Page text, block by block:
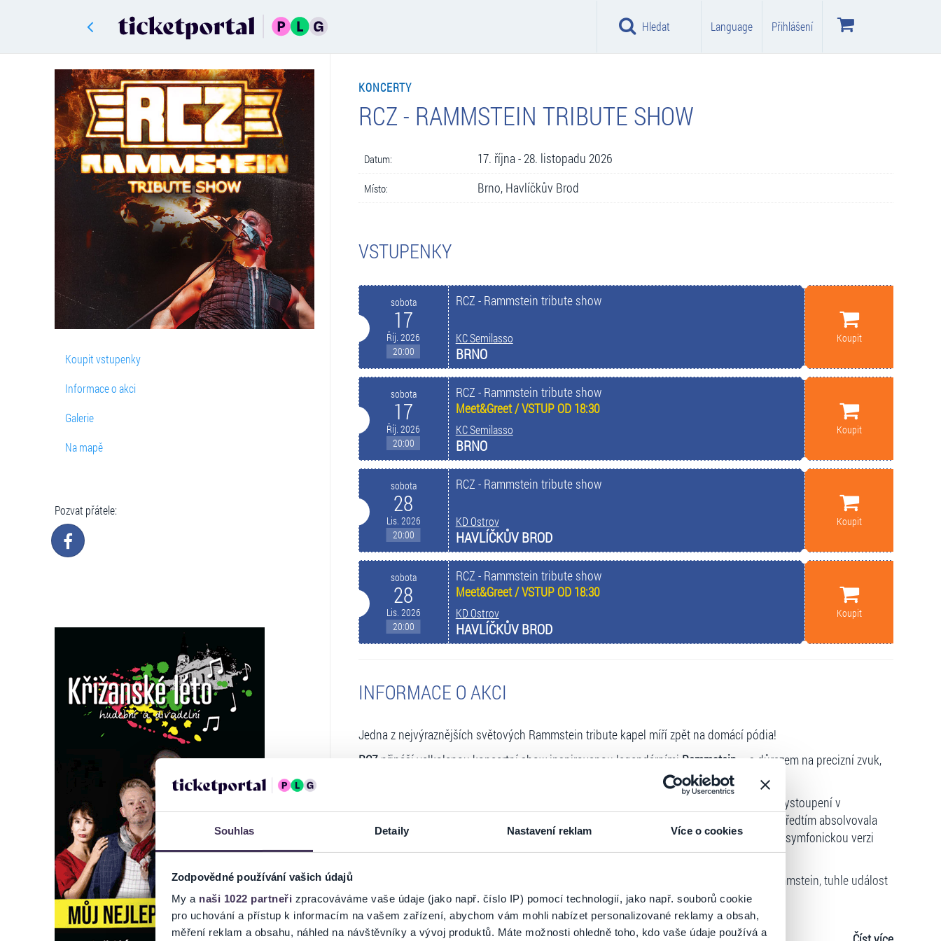
Souhlas Detaily Nastavení reklam Více o cookies
Zodpovědné používání vašich údajů
My a naši 1022 partneři zpracováváme vaše údaje (jako např. číslo IP) pomocí technologií, jako např. souborů cookie
pro uchování a přístup k informacím na vašem zařízení, abychom vám mohli nabízet personalizované reklamy a obsah,
měření reklam a obsahu, náhled na návštěvníky a vývoj produktů. Máte možnosti ohledně toho, kdo vaše údaje používá a
Hledat Language Přihlášení
Koupit vstupenky
Informace o akci
Galerie
Na mapě
Pozvat přátele:
KONCERTY
RCZ - RAMMSTEIN TRIBUTE SHOW
Datum: 17. října - 28. listopadu 2026
Místo: Brno, Havlíčkův Brod
VSTUPENKY
sobota
17
Říj. 2026
20:00
RCZ - Rammstein tribute show
KC Semilasso
BRNO
Koupit
sobota
17
Říj. 2026
20:00
RCZ - Rammstein tribute show
Meet&Greet / VSTUP OD 18:30
KC Semilasso
BRNO
Koupit
sobota
28
Lis. 2026
20:00
RCZ - Rammstein tribute show
KD Ostrov
HAVLÍČKŮV BROD
Koupit
sobota
28
Lis. 2026
20:00
RCZ - Rammstein tribute show
Meet&Greet / VSTUP OD 18:30
KD Ostrov
HAVLÍČKŮV BROD
Koupit
INFORMACE O AKCI
Jedna z nejvýraznějších světových Rammstein tribute kapel míří zpět na domácí pódia!
RCZpřináší velkolepou koncertní show inspirovanou legendárními Rammstein – s důrazem na precizní zvuk,
Kapela má za sebou mimořádně úspěšné období. V prosinci a lednu odehrála téměř 60 vystoupení v
německém cirkusu Flic Flac v Duisburgu, kde byla součástí prestižní Weihnachtsshow. Předtím absolvovala
rozsáhlé podzimní turné po Polsku, Finsku a pobaltských zemích, kde představila i svou symfonickou verzi
show s orchestrem a sklidila nadšené reakce tisíců fanoušků.
Přijďte se podívat, proč tahle česká kapela dobývá zahraniční pódia. Pokud milujete Rammstein, tuhle událost
si nemůžete nechat ujít.
Meet&Greet vstupenka obsahuje: